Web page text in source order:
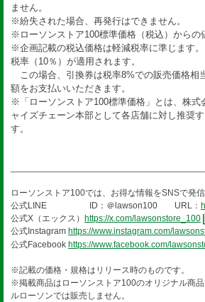
ません。
※紛失された場合、再発行はできません。
※ローソンストア100標準価格（税込）からの
※企画記載の税込価格は軽減税率に準じます
税率（10％）が適用されます。
この場合、引換券は税率8%での販売価格相
額をお支払いいただきます。
※「ローソンストア100標準価格」とは、株式
ャイズチェーン本部として各店舗に対し推奨
す。
ローソンストア100では、お得な情報をSNSで発信
公式LINE ID：＠lawson100 URL：
公式X（エックス） https://x.com/lawsonstore_100
公式Instagram https://www.instagram.com/
公式Facebook https://www.facebook.com/
※記載の価格・規格はリリース時のものです。
※掲載商品はローソンストア100のオリジナル商
ルローソンでは販売しません。